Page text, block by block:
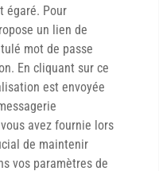
égaré. Pour
un lien de
mot de passe
En cliquant sur ce
est envoyée
avez fournie lors
de maintenir
vos paramètres de